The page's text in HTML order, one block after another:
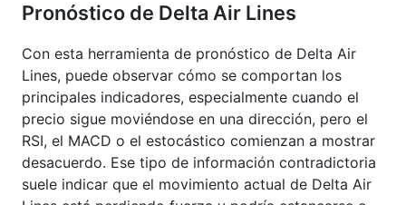
Pronóstico de Delta Air Lines
Con esta herramienta de pronóstico de Delta Air
Lines, puede observar cómo se comportan los
principales indicadores, especialmente cuando el
precio sigue moviéndose en una dirección, pero el
RSI, el MACD o el estocástico comienzan a mostrar
desacuerdo. Ese tipo de información contradictoria
suele indicar que el movimiento actual de Delta Air